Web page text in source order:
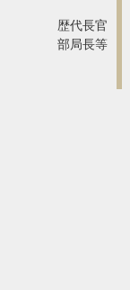
歴代長官
部局長等